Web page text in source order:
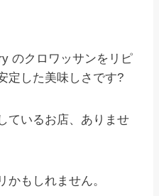
のクロワッサンをリピ
定した美味しさです?
ているお店、ありませ
かもしれません。